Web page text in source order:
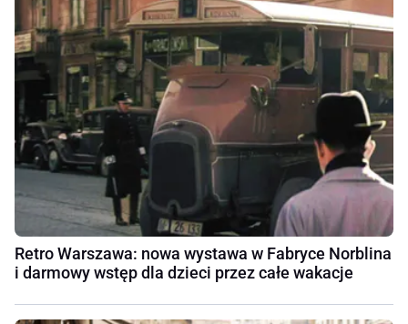
Retro Warszawa: nowa wystawa w Fabryce Norblina
i darmowy wstęp dla dzieci przez całe wakacje